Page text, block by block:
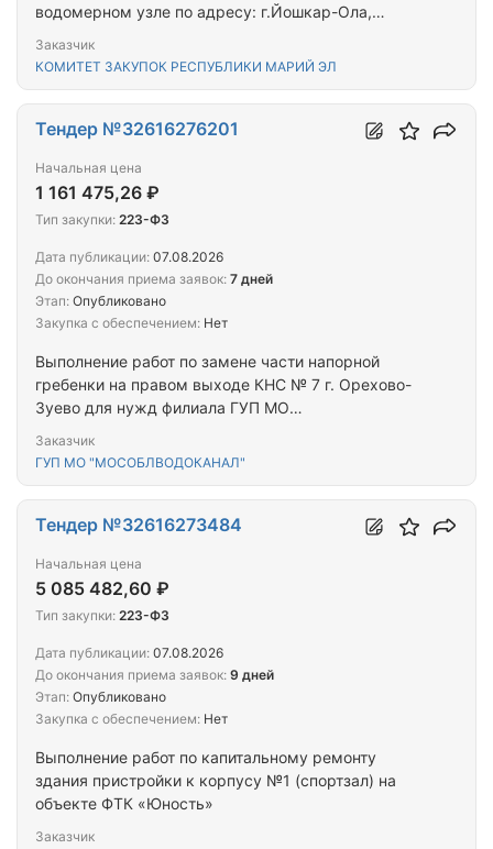
водомерном узле по адресу: г.Йошкар-Ола,
Заказчик
КОМИТЕТ ЗАКУПОК РЕСПУБЛИКИ МАРИЙ ЭЛ
Выполнение работ по замене части напорной
гребенки на правом выходе КНС № 7 г. Орехово-
Зуево для нужд филиала ГУП МО
Заказчик
ГУП МО "МОСОБЛВОДОКАНАЛ"
Тендер №32616276201
Начальная цена
1 161 475,26 ₽
Тип закупки: 223-ФЗ
Дата публикации: 07.08.2026
До окончания приема заявок: 7 дней
Этап: Опубликовано
Закупка с обеспечением: Нет
Выполнение работ по капитальному ремонту
здания пристройки к корпусу №1 (спортзал) на
объекте ФТК «Юность»
Заказчик
Тендер №32616273484
Начальная цена
5 085 482,60 ₽
Тип закупки: 223-ФЗ
Дата публикации: 07.08.2026
До окончания приема заявок: 9 дней
Этап: Опубликовано
Закупка с обеспечением: Нет